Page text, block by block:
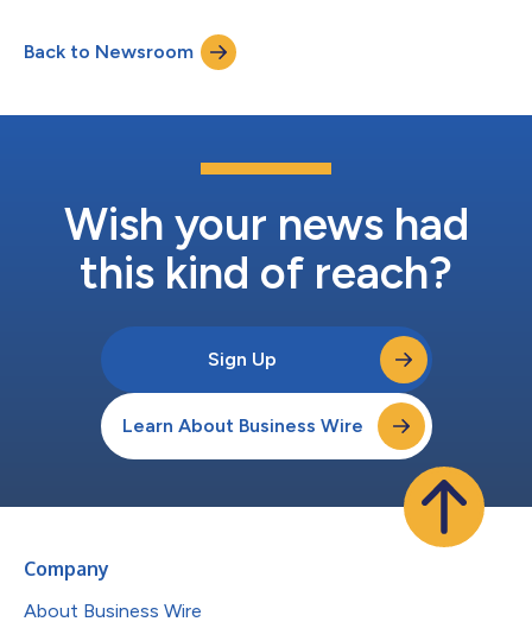
ejercicio fiscal 2021, y la fecha de presentación de sus
resultados del primer trimestre del ejercicio 2022. Cuarto
trimestre y ejercicio fisca...
Back to Newsroom
Wish your news had
this kind of reach?
Sign Up
Learn About Business Wire
Company
About Business Wire